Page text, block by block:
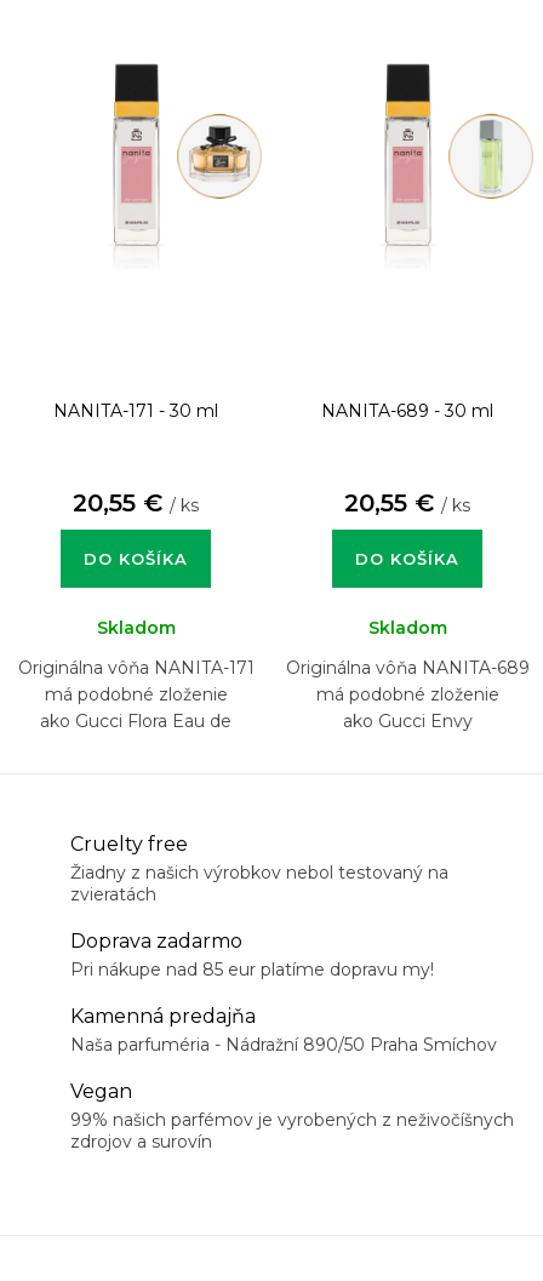
NANITA-171 - 30 ml
20,55 € / ks
DO KOŠÍKA
Skladom
Originálna vôňa NANITA-171
má podobné zloženie
ako Gucci Flora Eau de
NANITA-689 - 30 ml
20,55 € / ks
DO KOŠÍKA
Skladom
Originálna vôňa NANITA-689
má podobné zloženie
ako Gucci Envy
Cruelty free
Žiadny z našich výrobkov nebol testovaný na
zvieratách
Doprava zadarmo
Pri nákupe nad 85 eur platíme dopravu my!
Kamenná predajňa
Naša parfuméria - Nádražní 890/50 Praha Smíchov
Vegan
99% našich parfémov je vyrobených z neživočíšnych
zdrojov a surovín